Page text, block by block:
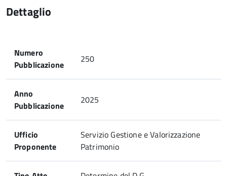
Dettaglio
Numero
Pubblicazione
250
Anno
Pubblicazione
2025
Ufficio
Proponente
Servizio Gestione e Valorizzazione
Patrimonio